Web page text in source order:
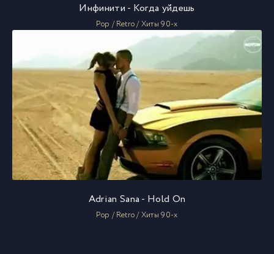
Инфинити - Когда уйдешь
Pop / Retro / Хиты 90-х
Adrian Sana - Hold On
Pop / Retro / Хиты 90-х